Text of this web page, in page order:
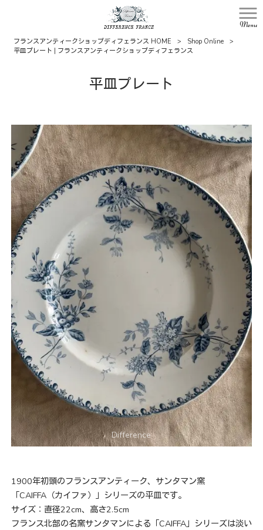
Menu
フランスアンティークショップディフェランス HOME > Shop Online
>
平皿プレート | フランスアンティークショップディフェランス
平皿プレート
1900年初頭のフランスアンティーク、サンタマン窯
「CAIFFA（カイファ）」シリーズの平皿です。
サイズ：直径22cm、高さ2.5cm
フランス北部の名窯サンタマンによる「CAIFFA」シリーズは淡い